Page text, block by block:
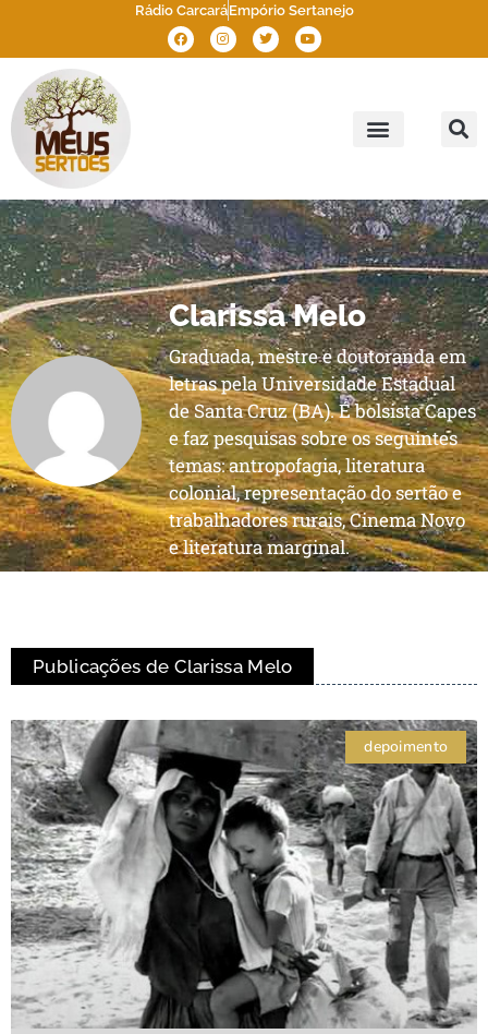
Rádio CarcaráEmpório Sertanejo
Clarissa Melo
Graduada, mestre e doutoranda em
letras pela Universidade Estadual
de Santa Cruz (BA). É bolsista Capes
e faz pesquisas sobre os seguintes
temas: antropofagia, literatura
colonial, representação do sertão e
trabalhadores rurais, Cinema Novo
e literatura marginal.
Publicações de Clarissa Melo
depoimento